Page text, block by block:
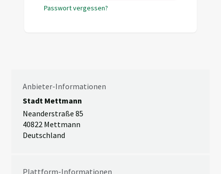
Passwort vergessen?
Anbieter-Informationen
Stadt Mettmann
Neanderstraße 85
40822 Mettmann
Deutschland
Plattform-Informationen